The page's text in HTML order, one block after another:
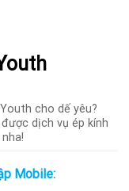
cho dế yêu?
dịch vụ ép kính
Mobile: